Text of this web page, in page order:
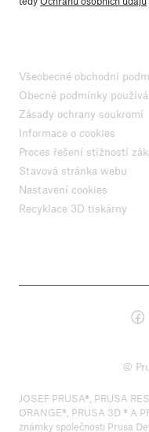
Všeobecné obchodní
Obecné podmínky
Zásady ochrany soukromí
Informace o cookies
Proces řešení stížností
Stavová stránka webu
Nastavení cookies
Recyklace 3D tiskárny
©
JOSEF PRUSA®, PRUSA
ORANGE®, PRUSA 3D ® A
známky společnosti Prusa